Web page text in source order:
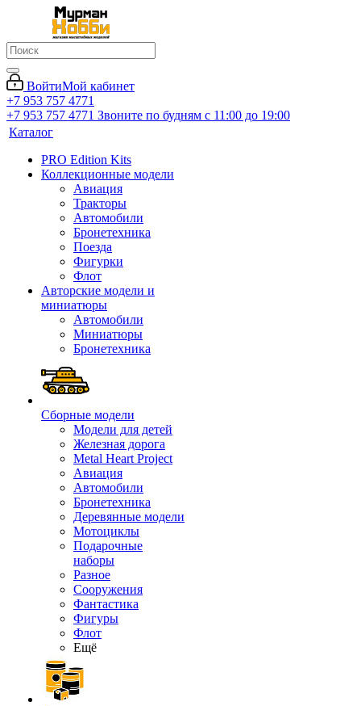
ВойтиМой кабинет
+7 953 757 4771
+7 953 757 4771 Звоните по будням с 11:00 до 19:00
Каталог
PRO Edition Kits
Коллекционные модели
Авиация
Тракторы
Автомобили
Бронетехника
Поезда
Фигурки
Флот
Авторские модели и
миниатюры
Автомобили
Миниатюры
Бронетехника
Сборные модели
Модели для детей
Железная дорога
Metal Heart Project
Авиация
Автомобили
Бронетехника
Деревянные модели
Мотоциклы
Подарочные
наборы
Разное
Сооружения
Фантастика
Фигуры
Флот
Ещё